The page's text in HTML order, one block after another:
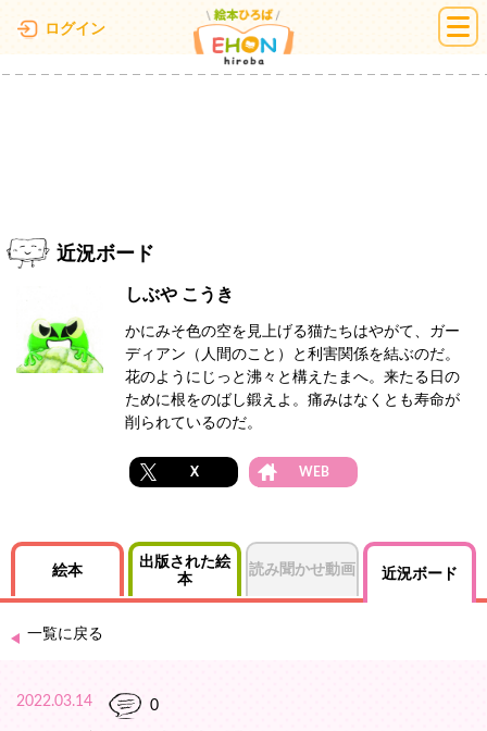
ログイン 絵本ひろば
近況ボード
しぶや こうき
かにみそ色の空を見上げる猫たちはやがて、ガー
ディアン（人間のこと）と利害関係を結ぶのだ。
花のようにじっと沸々と構えたまへ。来たる日の
ために根をのばし鍛えよ。痛みはなくとも寿命が
削られているのだ。
X WEB
絵本
出版された絵
本
読み聞かせ動画 近況ボード
一覧に戻る
2022.03.14 0